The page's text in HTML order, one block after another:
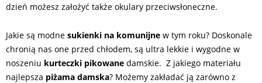
dzień możesz założyć także okulary przeciwsłoneczne.
Jakie są modne sukienki na komunijne w tym roku? Doskonale
chronią nas one przed chłodem, są ultra lekkie i wygodne w
noszeniu kurteczki pikowane damskie. Z jakiego materiału
najlepsza piżama damska? Możemy zakładać ją zarówno z